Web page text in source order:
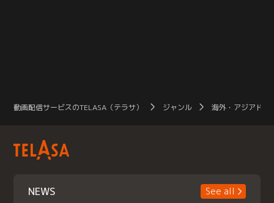
動画配信サービスのTELASA（テラサ） ジャンル 海外・アジアドラ
NEWS See all